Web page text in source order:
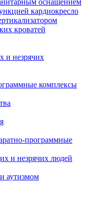
оснащением
кардиокресло
кроватей
и незрячих
комплексы
программные
и незрячих людей
аутизмом